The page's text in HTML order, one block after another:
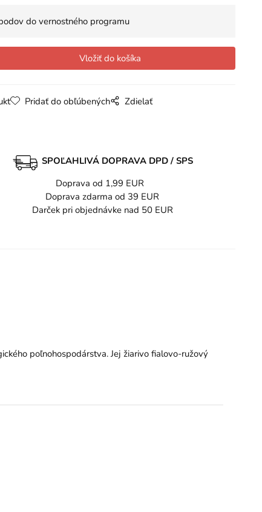
do vernostného programu
Pridať do obľúbených Zdielať
SPOĽAHLIVÁ DOPRAVA DPD / SPS
Doprava od 1,99 EUR
Doprava zdarma od 39 EUR
Darček pri objednávke nad 50 EUR
poľnohospodárstva. Jej žiarivo fialovo-ružový